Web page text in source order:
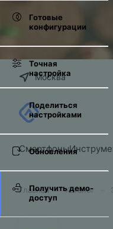
Москва
Смартфоны
Главная – Каталог
Готовые
конфигурации
Точная
настройка
Поделиться
настройками
Обновления
Получить демо-
доступ